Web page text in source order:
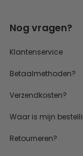
Nog vragen?
Klantenservice
Betaalmethoden?
Verzendkosten?
Waar is mijn
Retourneren?